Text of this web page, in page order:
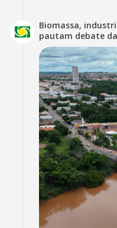
Biomassa,
pautam debate